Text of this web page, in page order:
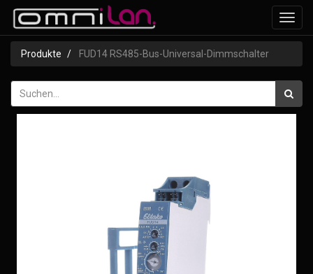
ein-/
Produkte
FUD14 RS485-Bus-Universal-Dimmschalter